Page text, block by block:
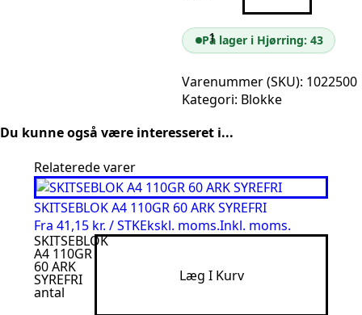
På lager i Hjørring: 43
Varenummer (SKU): 1022500
Kategori: Blokke
Du kunne også være interesseret i...
Relaterede varer
SKITSEBLOK A4 110GR 60 ARK SYREFRI
Fra 41,15 kr. / STKEkskl. moms.Inkl. moms.
SKITSEBLOK
A4 110GR
60 ARK
SYREFRI
antal
Læg I Kurv